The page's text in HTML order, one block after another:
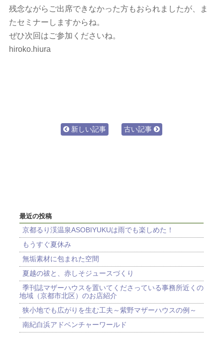
残念ながらご出席できなかった方もおられましたが、ま
たセミナーしますからね。
ぜひ次回はご参加くださいね。
hiroko.hiura
新しい記事 古い記事
最近の投稿
京都るり渓温泉ASOBIYUKUは雨でも楽しめた！
もうすぐ夏休み
無垢素材に包まれた空間
夏越の祓と、赤しそジュースづくり
季刊誌マザーハウスを置いてくださっている事務所近くの
地域（京都市北区）のお店紹介
狭小地でも広がりを生む工夫～紫野マザーハウスの例～
南紀白浜アドベンチャーワールド